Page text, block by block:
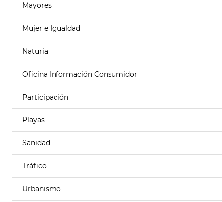
Mayores
Mujer e Igualdad
Naturia
Oficina Información Consumidor
Participación
Playas
Sanidad
Tráfico
Urbanismo